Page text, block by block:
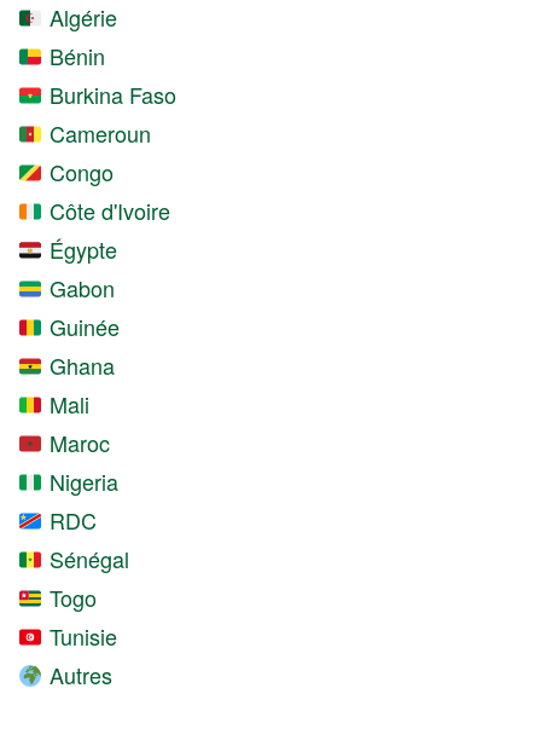
Algérie
Bénin
Burkina Faso
Cameroun
Congo
Côte d'Ivoire
Égypte
Gabon
Guinée
Ghana
Mali
Maroc
Nigeria
RDC
Sénégal
Togo
Tunisie
Autres